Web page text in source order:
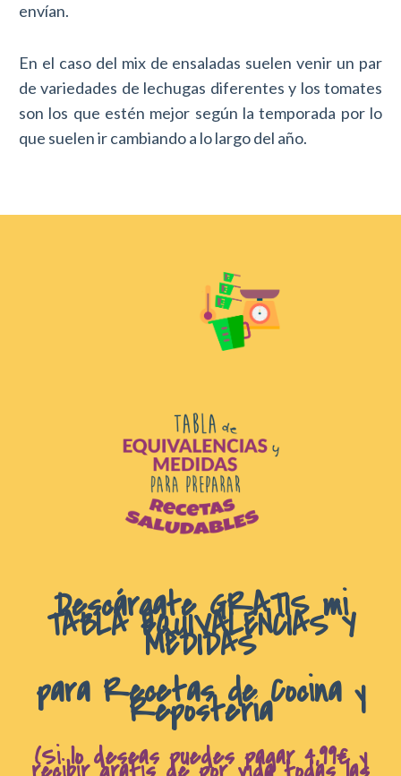
envían.
En el caso del mix de ensaladas suelen venir un par
de variedades de lechugas diferentes y los tomates
son los que estén mejor según la temporada por lo
que suelen ir cambiando a lo largo del año.
Descárgate GRATIS mi
TABLA EQUIVALENCIAS Y
MEDIDAS
para Recetas de Cocina y
Repostería
(Si lo deseas puedes pagar 4,99€ y